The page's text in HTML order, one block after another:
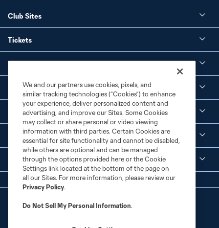
Club Sites
Tickets
Club
Social Media
Corporate Partnerships
Legal
We and our partners use cookies, pixels, and
similar tracking technologies (“Cookies”) to enhance
your experience, deliver personalized content and
advertising, and improve our Sites. Some Cookies
may collect or share personal or video viewing
information with third parties. Certain Cookies are
essential for site functionality and cannot be disabled,
while others are optional and can be managed
through the options provided here or the Cookie
Settings link located at the bottom of the page on
all our Sites. For more information, please review our
Privacy Policy.
Do Not Sell My Personal Information.